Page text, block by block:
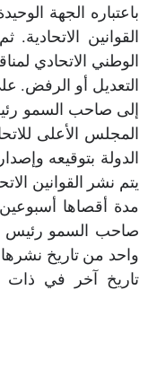
باعتباره الجهة
القوانين
الوطني الاتحادي
التعديل أو الرفض.
إلى صاحب السمو
المجلس الأعلى
الدولة بتوقيعه
يتم نشر القوانين
مدة أقصاها
صاحب السمو رئيس
واحد من تاريخ